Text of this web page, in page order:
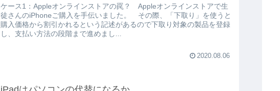
ケース1：Appleオンラインストアの罠？ Appleオンラインストアで生
徒さんのiPhoneご購入を手伝いました。 その際、「下取り」を使うと
購入価格から割引かれるという記述があるので下取り対象の製品を登録
し、支払い方法の段階まで進めまし...
2020.08.06